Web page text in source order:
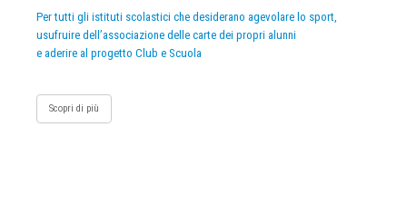
Per tutti gli istituti scolastici che desiderano agevolare lo sport,
usufruire dell’associazione delle carte dei propri alunni
e aderire al progetto Club e Scuola
Scopri di più